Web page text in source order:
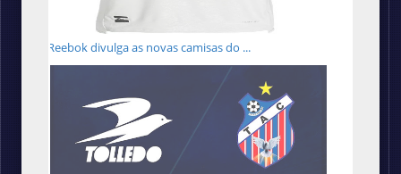
Reebok divulga as novas camisas do ...